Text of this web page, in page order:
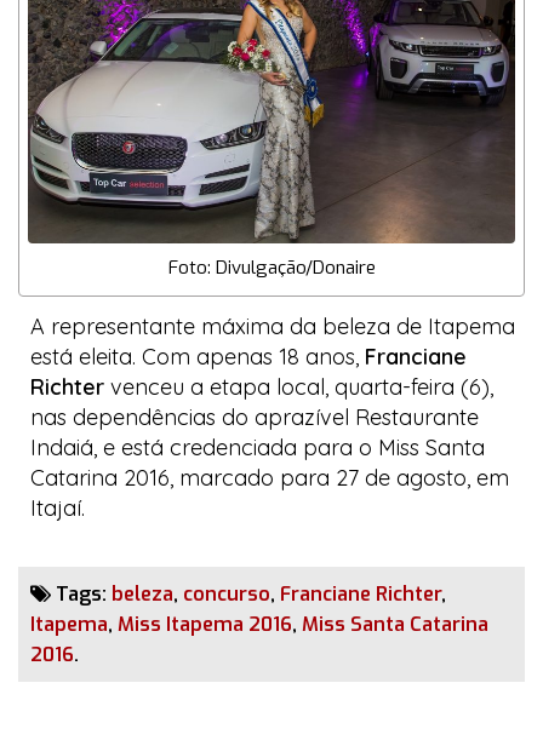
Foto: Divulgação/Donaire
A representante máxima da beleza de Itapema
está eleita. Com apenas 18 anos, Franciane
Richter venceu a etapa local, quarta-feira (6),
nas dependências do aprazível Restaurante
Indaiá, e está credenciada para o Miss Santa
Catarina 2016, marcado para 27 de agosto, em
Itajaí.
Tags: beleza, concurso, Franciane Richter,
Itapema, Miss Itapema 2016, Miss Santa Catarina
2016.